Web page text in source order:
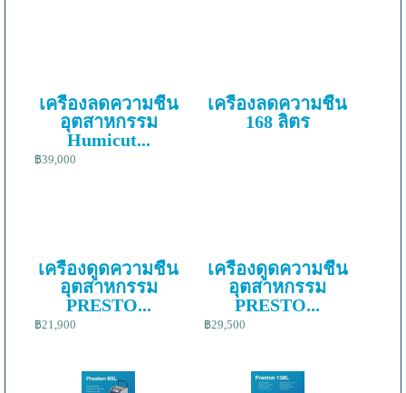
เครื่องลดความชื้น
อุตสาหกรรม
Humicut...
฿39,000
เครื่องลดความชื้น
168 ลิตร
เครื่องดูดความชื้น
อุตสาหกรรม
PRESTO...
฿21,900
เครื่องดูดความชื้น
อุตสาหกรรม
PRESTO...
฿29,500